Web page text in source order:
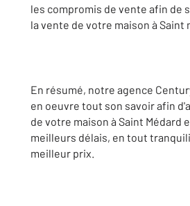
les compromis de vente afin de
la vente de votre maison à Saint
En résumé, notre agence
en oeuvre tout son savoir afin
de votre maison à Saint Médard
meilleurs délais, en tout
meilleur prix.